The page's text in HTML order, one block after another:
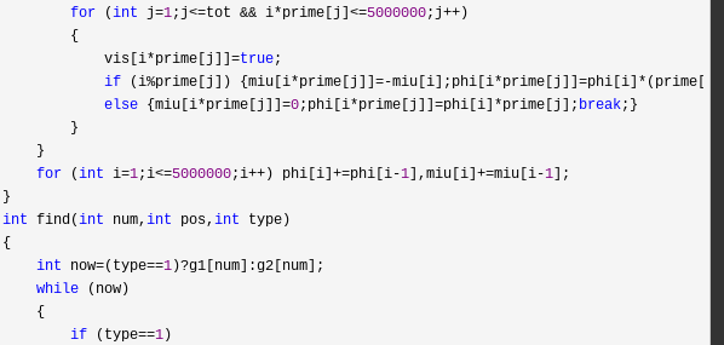
for (int j=1;j<=tot && i*prime[j]<=5000000;j++)
        {
            vis[i
*prime[j]]=true;
if (i%prime[j]) {miu[i*prime[j]]=-miu[i];phi[i*prime[j]]=phi[i]*(prime[j]-
else {miu[i*prime[j]]=0;phi[i*prime[j]]=phi[i]*prime[j]; break;}
        }
    }
for (int i=1;i<=5000000;i++) phi[i]+=phi[i-1],miu[i]+=miu[i-1];
int find(int num, int pos, int type)
{
int now=(type==1)?g1[num]:g2[num];
while (now)
    {
if (type==1)